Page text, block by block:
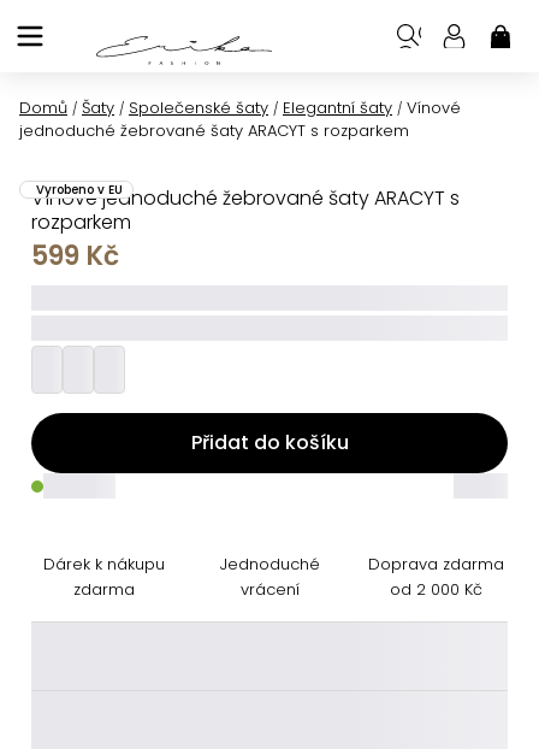
na
Domů / Šaty / Společenské šaty / Elegantní šaty / Vínové
jednoduché žebrované šaty ARACYT s rozparkem
Vínové jednoduché žebrované šaty ARACYT s
rozparkem
Vyrobeno v EU
599 Kč
Přidat do košíku
Dárek k nákupu
zdarma
Jednoduché
vrácení
Doprava zdarma
od 2 000 Kč